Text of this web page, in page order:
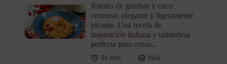
Risotto de gambas y coco
cremoso, elegante y ligeramente
picante. Una receta de
inspiración italiana y tailandesa
perfecta para cenas...
55 min
fácil